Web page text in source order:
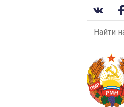
Найти
на
сайте: